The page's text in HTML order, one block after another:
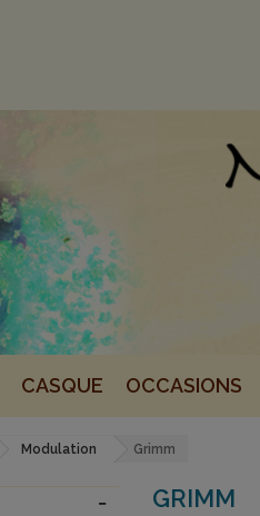
CASQUE OCCASIONS
Modulation Grimm
GRIMM